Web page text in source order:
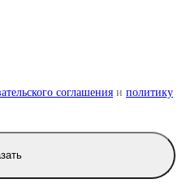
соглашения и политику